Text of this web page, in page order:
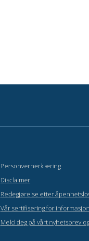
Personvernerklæring
Disclaimer
Redegjørelse etter
Vår sertifisering for
Meld deg på vårt nyhetsbrev